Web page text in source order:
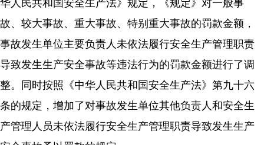
华人民共和国安全生产法》规定，《规定》对一般事
故、较大事故、重大事故、特别重大事故的罚款金额，
事故发生单位主要负责人未依法履行安全生产管理职责
导致发生生产安全事故等违法行为的罚款金额进行了调
整。同时按照《中华人民共和国安全生产法》第九十六
条的规定，增加了对事故发生单位其他负责人和安全生
产管理人员未依法履行安全生产管理职责导致发生生产